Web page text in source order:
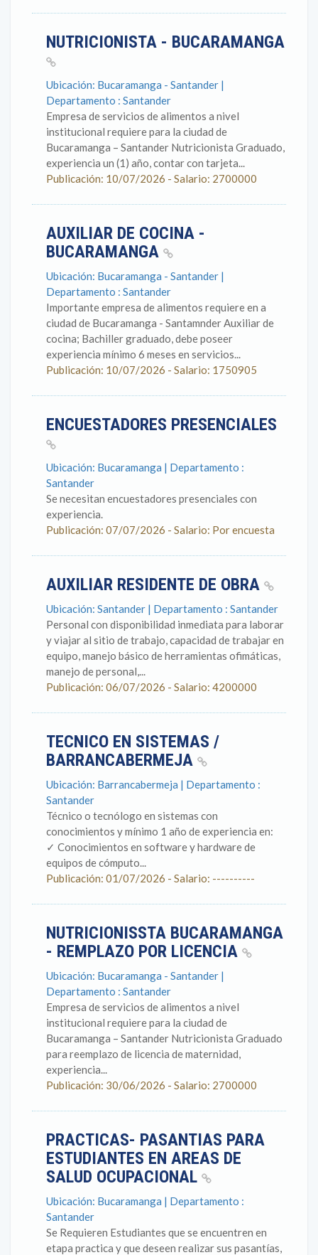
NUTRICIONISTA - BUCARAMANGA
Ubicación: Bucaramanga - Santander |
Departamento : Santander
Empresa de servicios de alimentos a nivel
institucional requiere para la ciudad de
Bucaramanga – Santander Nutricionista Graduado,
experiencia un (1) año, contar con tarjeta...
Publicación: 10/07/2026 - Salario: 2700000
AUXILIAR DE COCINA -
BUCARAMANGA
Ubicación: Bucaramanga - Santander |
Departamento : Santander
Importante empresa de alimentos requiere en a
ciudad de Bucaramanga - Santamnder Auxiliar de
cocina; Bachiller graduado, debe poseer
experiencia mínimo 6 meses en servicios...
Publicación: 10/07/2026 - Salario: 1750905
ENCUESTADORES PRESENCIALES
Ubicación: Bucaramanga | Departamento :
Santander
Se necesitan encuestadores presenciales con
experiencia.
Publicación: 07/07/2026 - Salario: Por encuesta
AUXILIAR RESIDENTE DE OBRA
Ubicación: Santander | Departamento : Santander
Personal con disponibilidad inmediata para laborar
y viajar al sitio de trabajo, capacidad de trabajar en
equipo, manejo básico de herramientas ofimáticas,
manejo de personal,...
Publicación: 06/07/2026 - Salario: 4200000
TECNICO EN SISTEMAS /
BARRANCABERMEJA
Ubicación: Barrancabermeja | Departamento :
Santander
Técnico o tecnólogo en sistemas con
conocimientos y mínimo 1 año de experiencia en: ​
✓ Conocimientos en software y hardware de
equipos de cómputo...
Publicación: 01/07/2026 - Salario: ----------
NUTRICIONISSTA BUCARAMANGA
- REMPLAZO POR LICENCIA
Ubicación: Bucaramanga - Santander |
Departamento : Santander
Empresa de servicios de alimentos a nivel
institucional requiere para la ciudad de
Bucaramanga – Santander Nutricionista Graduado
para reemplazo de licencia de maternidad,
experiencia...
Publicación: 30/06/2026 - Salario: 2700000
PRACTICAS- PASANTIAS PARA
ESTUDIANTES EN AREAS DE
SALUD OCUPACIONAL
Ubicación: Bucaramanga | Departamento :
Santander
Se Requieren Estudiantes que se encuentren en
etapa practica y que deseen realizar sus pasantías,